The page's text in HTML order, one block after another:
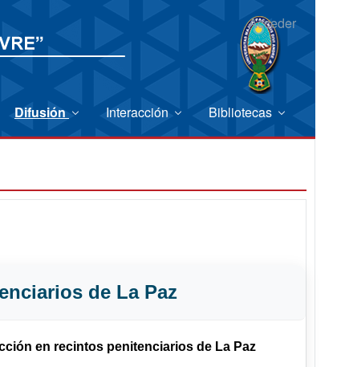
Acceder
Difusión Interacción Bibliotecas
de La Paz
en recintos penitenciarios de La Paz